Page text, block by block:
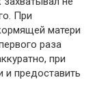
При
матери
раза
при
и предоставить